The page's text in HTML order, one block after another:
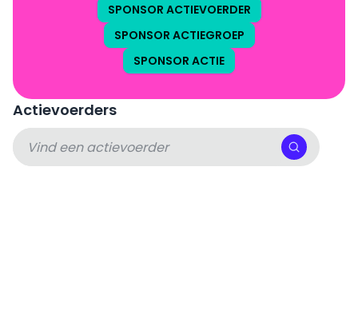
SPONSOR ACTIEVOERDER
SPONSOR ACTIEGROEP
SPONSOR ACTIE
Actievoerders